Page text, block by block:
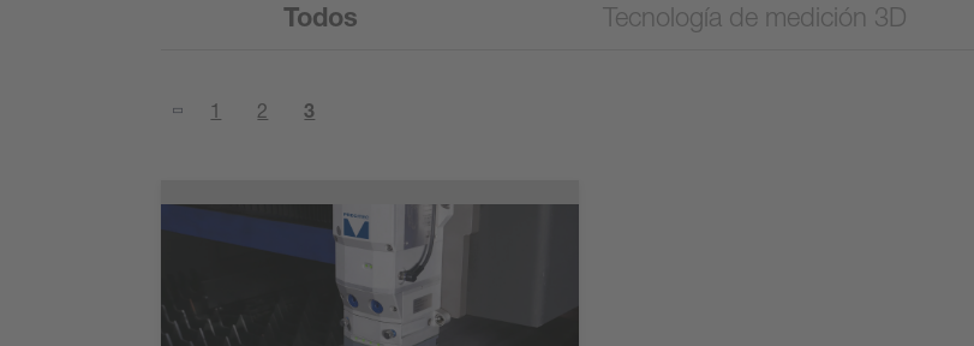
Todos Tecnología de medición 3D
1 2 3